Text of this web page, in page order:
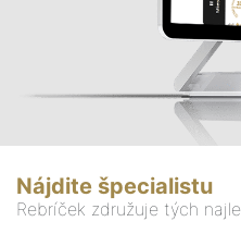
Nájdite špecialistu
Rebríček združuje tých